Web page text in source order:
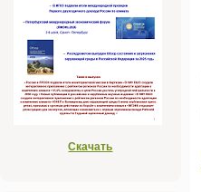
Скачать